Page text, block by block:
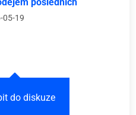
posledních
05-19
do diskuze